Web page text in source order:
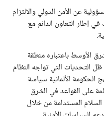
عن الأمن الدولي والالتزام
إطار التعاون الدائم مع
الأوسط باعتباره منطقة
التحديات التي تواجه النظام
الحكومة الألمانية سياسة
على القواعد في الشرق
المستدامة من خلال